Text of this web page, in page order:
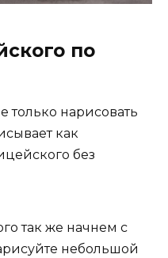
по
только нарисовать
как
без
так же начнем с
небольшой